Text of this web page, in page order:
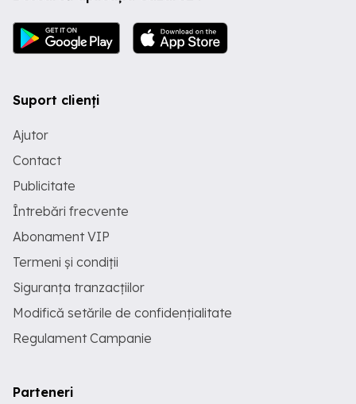
limitelor zonei protejate, cu clădiri având
regim de construire continuu sau
discontinuu şi înălţimi maxime de P+4
Suport clienți
Ajutor
Contact
Publicitate
Întrebări frecvente
Abonament VIP
Termeni și condiții
Siguranța tranzacțiilor
Modifică setările de confidențialitate
Regulament Campanie
Parteneri